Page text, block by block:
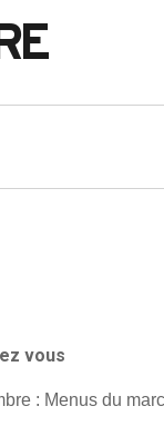
vous
: Menus du